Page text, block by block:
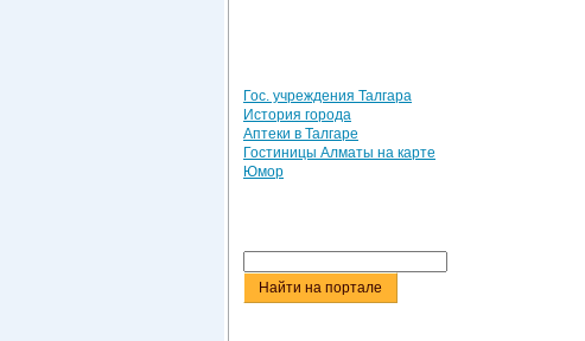
Гос. учреждения Талгара
История города
Аптеки в Талгаре
Гостиницы Алматы на карте
Юмор